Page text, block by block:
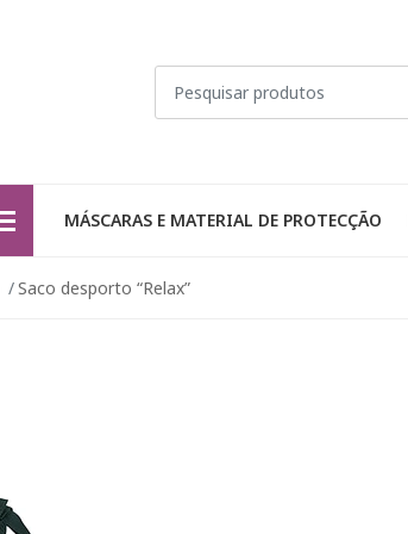
MÁSCARAS E MATERIAL DE PROTECÇÃO
Saco desporto “Relax”